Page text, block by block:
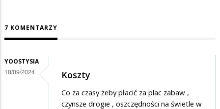
7 KOMENTARZY
YOOSTYSIA
18/09/2024 Koszty
Co za czasy żeby płacić za plac zabaw ,
czynsze drogie , oszczędności na świetle w